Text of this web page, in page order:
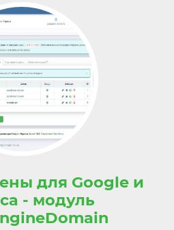
для Google и
- модуль